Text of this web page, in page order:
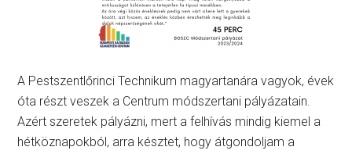
A Pestszentlőrinci Technikum magyartanára vagyok, évek
óta részt veszek a Centrum módszertani pályázatain.
Azért szeretek pályázni, mert a felhívás mindig kiemel a
hétköznapokból, arra késztet, hogy átgondoljam a